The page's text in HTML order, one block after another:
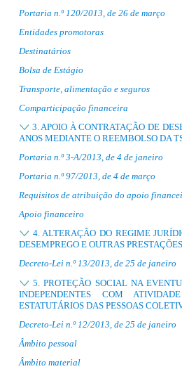
Portaria n.º 120/2013, de 26 de março
Entidades promotoras
Destinatários
Bolsa de Estágio
Transporte, alimentação e seguros
Comparticipação financeira
3. APOIO À CONTRATAÇÃO DE
ANOS MEDIANTE O REEMBOLSO DA
Portaria n.º 3-A/2013, de 4 de janeiro
Portaria n.º 97/2013, de 4 de março
Requisitos de atribuição do apoio
Apoio financeiro
4. ALTERAÇÃO DO REGIME
DESEMPREGO E OUTRAS
Decreto-Lei n.º 13/2013, de 25 de janeiro
5. PROTEÇÃO SOCIAL NA
INDEPENDENTES COM
ESTATUTÁRIOS DAS PESSOAS
Decreto-Lei n.º 12/2013, de 25 de janeiro
Âmbito pessoal
Âmbito material